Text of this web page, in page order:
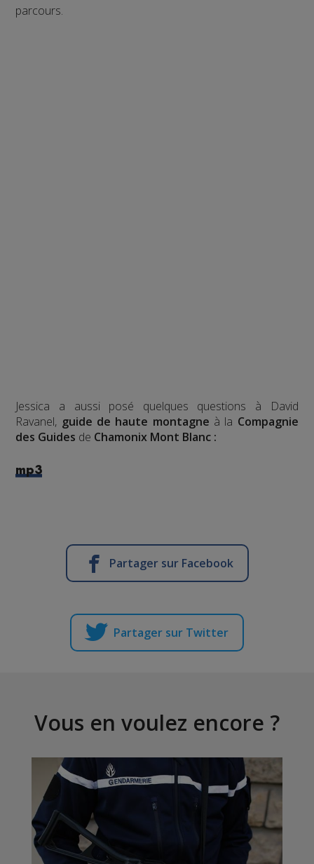
parcours.
Jessica a aussi posé quelques questions à David
Ravanel, guide de haute montagne à la Compagnie
des Guides de Chamonix Mont Blanc :
mp3
Partager sur Facebook
Partager sur Twitter
Vous en voulez encore ?